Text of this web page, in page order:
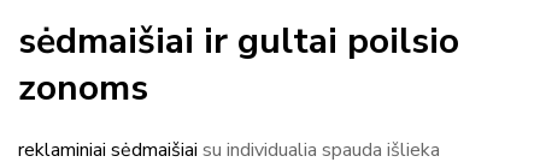
sėdmaišiai ir gultai poilsio
zonoms
reklaminiai sėdmaišiai su individualia spauda išlieka